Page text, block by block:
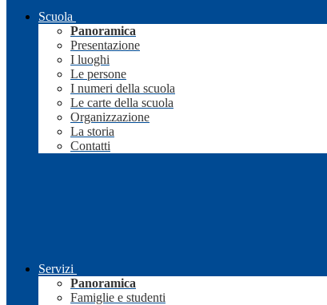
Scuola
Panoramica
Presentazione
I luoghi
Le persone
I numeri della scuola
Le carte della scuola
Organizzazione
La storia
Contatti
Servizi
Panoramica
Famiglie e studenti